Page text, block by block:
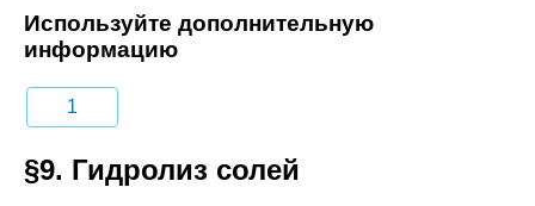
Используйте дополнительную
информацию
1
§9. Гидролиз солей